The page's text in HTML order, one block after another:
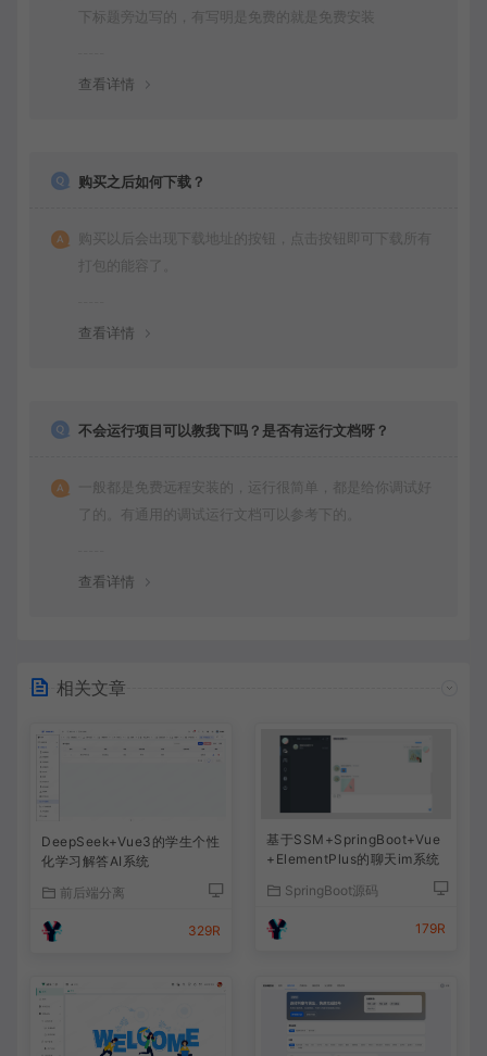
下标题旁边写的，有写明是免费的就是免费安装
查看详情
购买之后如何下载？
购买以后会出现下载地址的按钮，点击按钮即可下载所有
打包的能容了。
查看详情
不会运行项目可以教我下吗？是否有运行文档呀？
一般都是免费远程安装的，运行很简单，都是给你调试好
了的。有通用的调试运行文档可以参考下的。
查看详情
相关文章
DeepSeek+Vue3的学生个性
化学习解答AI系统
前后端分离
329R
基于SSM+SpringBoot+Vue
+ElementPlus的聊天im系统
SpringBoot源码
179R